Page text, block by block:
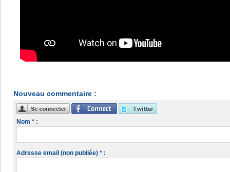
Nouveau commentaire :
Nom * :
Adresse email (non publiée) * :